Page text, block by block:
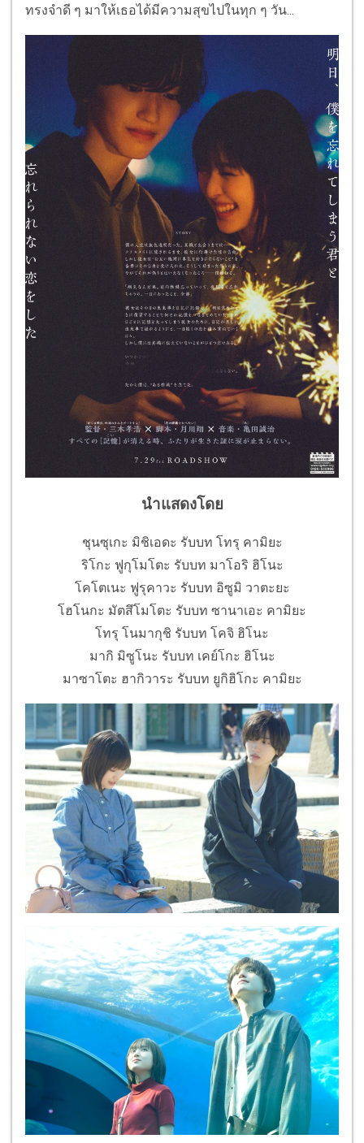
ทรงจำดี ๆ มาให้เธอได้มีความสุขไปในทุก ๆ วัน...
นำแสดงโดย
ชุนซุเกะ มิชิเอดะ รับบท โทรุ คามิยะ
ริโกะ ฟูกุโมโตะ รับบท มาโอริ ฮิโนะ
โคโตเนะ ฟูรุคาวะ รับบท อิซูมิ วาตะยะ
โฮโนกะ มัตสึโมโตะ รับบท ซานาเอะ คามิยะ
โทรุ โนมากุชิ รับบท โคจิ ฮิโนะ
มากิ มิซูโนะ รับบท เคย์โกะ ฮิโนะ
มาซาโตะ ฮากิวาระ รับบท ยูกิฮิโกะ คามิยะ